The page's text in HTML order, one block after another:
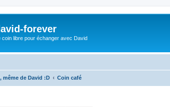
forever
coin libre pour échanger avec David
même de David :D Coin café